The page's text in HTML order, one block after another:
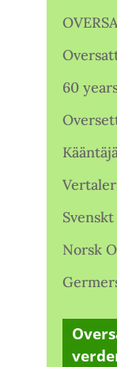
60
Norsk